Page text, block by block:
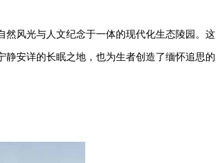
风光与人文纪念于一体的现代化生态陵园。这
安详的长眠之地，也为生者创造了缅怀追思的